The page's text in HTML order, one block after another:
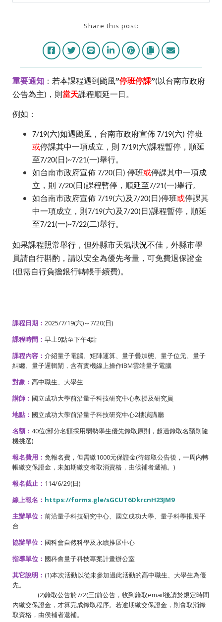
Share this post:
重要通知 ： 若本課程遇到颱風”停班停課”( 以台南市政府
公告為主) ，則 當天課程順延一日。
例如：
7/19(六)如遇颱風，台南市政府宣佈 7/19(六) 停班
或停課其中一項成立，則 7/19(六)課程暫停，順延
至7/20( 日 )~7/21(一)舉行。
如台南市政府宣佈 7/20( 日 ) 停班或停課其中一項成
立，則 7/20( 日 )課程暫停，順延至7/21(一)舉行。
如台南市政府宣佈 7/19(六)及 7/20( 日 )停班或停課其
中一項成立，則 7/19(六)及 7/20( 日 )課程暫停，順延
至7/21(一)~7/22(二)舉行。
如果課程照常舉行，但外縣市天氣狀況不佳，外縣市學
員請自行斟酌，請以安全為優先考量，可免費退保證金
(但需自行負擔銀行轉帳手續費)。
課程日期： 2025/7/19(六)～7/20(日)
課程時間： 早上9點至下午4點
課程內容： 介紹量子電腦、矩陣運算、量子疊加態、量子位元、量子
糾纏、量子邏輯閘，含有實機線上操作IBM雲端量子電腦
對象： 高中職生、大學生
講師： 國立成功大學前沿量子科技研究中心教授及研究員
地點： 國立成功大學前沿量子科技研究中心2樓演講廳
名額： 40位(部分名額採用弱勢學生優先錄取原則，超過錄取名額則隨
機挑選)
報名費用： 免報名費，但需繳1000元保證金(待錄取公告後，一周內轉
帳繳交保證金，未如期繳交者取消資格，由候補者遞補。)
報名截止： 114/6/29(日)
線上報名： https://forms.gle/sGCUT6DkrcnH23JM9
主辦單位： 前沿量子科技研究中心、國立成功大學、量子科學推展平
台
協辦單位： 國科會自然科學及永續推展中心
指導單位： 國科會量子科技專案計畫辦公室
其它說明： (1)本次活動以從未參加過此活動的高中職生、大學生為優
先。
(2)錄取公告於7/2(三)前公告，收到錄取email後請於規定時間
內繳交保證金，才算完成錄取程序。若逾期繳交保證金，則會取消錄
取資格，由侯補者遞補。